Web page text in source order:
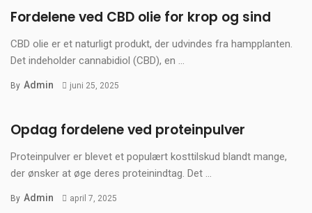
Fordelene ved CBD olie for krop og sind
CBD olie er et naturligt produkt, der udvindes fra hampplanten.
Det indeholder cannabidiol (CBD), en ...
By Admin juni 25, 2025
Opdag fordelene ved proteinpulver
Proteinpulver er blevet et populært kosttilskud blandt mange,
der ønsker at øge deres proteinindtag. Det ...
By Admin april 7, 2025